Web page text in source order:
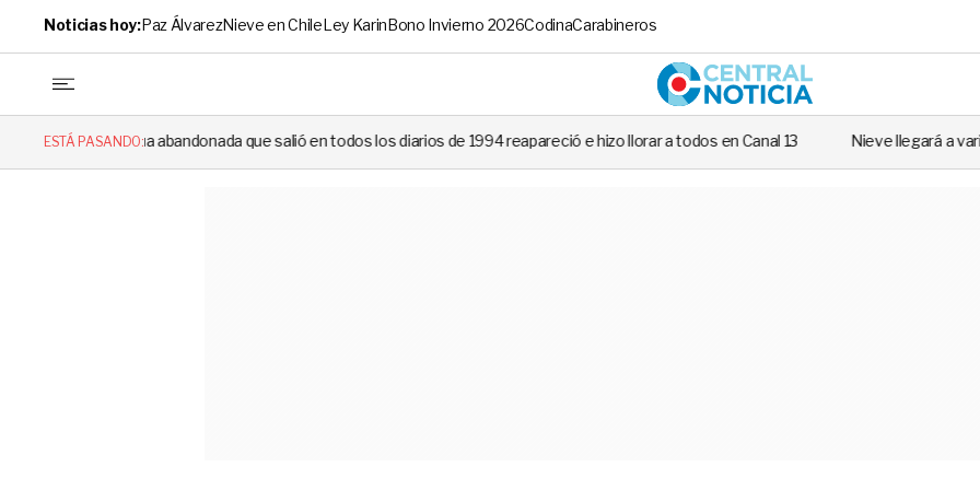
Noticias hoy:Paz ÁlvarezNieve en ChileLey KarinBono Invierno 2026CodinaCarabineros
Central
ESTÁ PASANDO:
abandonada que salió en todos los diarios de 1994 reapareció e hizo llorar a todos en Canal 13 Nieve llegará a varias regiones de